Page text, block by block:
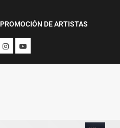
PROMOCIÓN DE ARTISTAS